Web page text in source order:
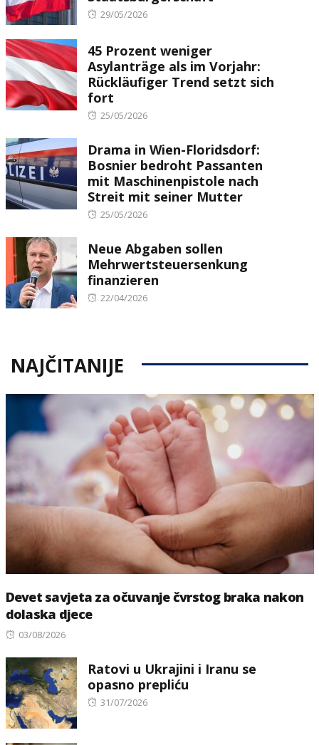
Posted
29/05/2026
45 Prozent weniger
Asylanträge als im Vorjahr:
Rückläufiger Trend setzt sich
fort
Posted
25/05/2026
Drama in Wien-Floridsdorf:
Bosnier bedroht Passanten
mit Maschinenpistole nach
Streit mit seiner Mutter
Posted
25/05/2026
Neue Abgaben sollen
Mehrwertsteuersenkung
finanzieren
Posted
22/04/2026
NAJČITANIJE
Devet savjeta za očuvanje čvrstog braka nakon
dolaska djece
Posted
03/08/2026
Ratovi u Ukrajini i Iranu se
opasno prepliću
Posted
31/07/2026